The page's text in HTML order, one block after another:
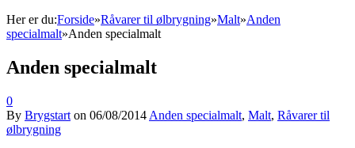
Her er du:Forside»Råvarer til ølbrygning»Malt»Anden
specialmalt»Anden specialmalt
Anden specialmalt
0
By Brygstart on 06/08/2014 Anden specialmalt, Malt, Råvarer til
ølbrygning